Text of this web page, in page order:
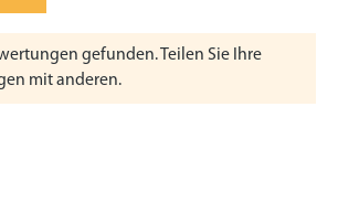
gefunden. Teilen Sie Ihre
mit anderen.